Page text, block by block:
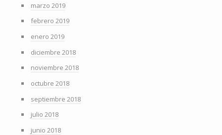
marzo 2019
febrero 2019
enero 2019
diciembre 2018
noviembre 2018
octubre 2018
septiembre 2018
julio 2018
junio 2018